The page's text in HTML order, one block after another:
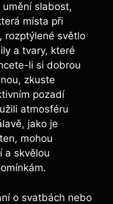
slabost,
místa při
rozptýlené světlo
a tvary, které
li si dobrou
zkuste
pozadí
atmosféru
jako je
mohou
a skvělou
o svatbách nebo